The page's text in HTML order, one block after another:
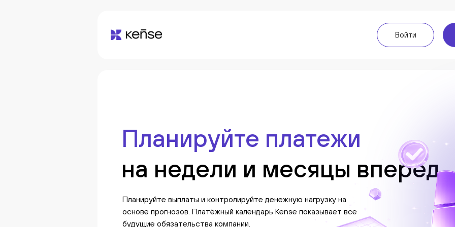
Войти
Войти
Планируйте платежи
на недели и месяцы вперёд
Планируйте выплаты и контролируйте денежную нагрузку на
основе прогнозов. Платёжный календарь Kense показывает все
будущие обязательства компании.